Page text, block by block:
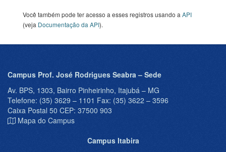
Você também pode ter acesso a esses registros usando a API
(veja Documentação da API).
Campus Prof. José Rodrigues Seabra – Sede
Av. BPS, 1303, Bairro Pinheirinho, Itajubá – MG
Telefone: (35) 3629 – 1101 Fax: (35) 3622 – 3596
Caixa Postal 50 CEP: 37500 903
Mapa do Campus
Campus Itabira